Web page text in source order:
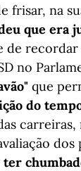
frisar, na
que era
de
no
que
do
carreiras,
dos